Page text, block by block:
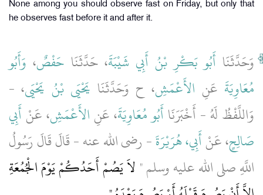
None among you should observe fast on Friday, but only that
he observes fast before it and after it.
وَحَدَّثَنَا أَبُو بَكْرِ بْنُ أَبِي شَيْبَةَ، حَدَّثَنَا حَفْصٌ، وَأَبُو
مُعَاوِيَةَ عَنِ الأَعْمَشِ، ح وَحَدَّثَنَا يَحْيَى بْنُ يَحْيَى، -
وَاللَّفْظُ لَهُ - أَخْبَرَنَاأَبُو مُعَاوِيَةَ، عَنِ الأَعْمَشِ، عَنْ أَبِي
صَالِحٍ، عَنْأَبِي، هُرَيْرَةَ- رضى الله عنه - قَالَ قَالَ رَسُولُ
اللَّهِ صلى الله عليه وسلم ‏"‏ لاَ يَصُمْ أَحَدُكُمْ يَوْمَ الْجُمُعَةِ